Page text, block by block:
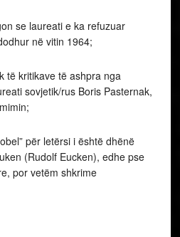
se laureati e ka refuzuar
në vitin 1964;
të kritikave të ashpra nga
sovjetik/rus Boris Pasternak,
për letërsi i është dhënë
(Rudolf Eucken), edhe pse
por vetëm shkrime